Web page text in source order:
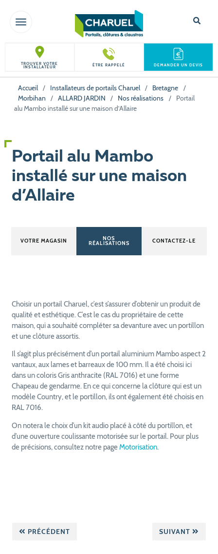
TOGGLE NAVIGATION
TROUVER VOTRE
INSTALLATEUR ÊTRE RAPPELÉ DEMANDER UN DEVIS
Accueil / Installateurs de portails Charuel / Bretagne
/
Morbihan
/ ALLARD JARDIN / Nos réalisations /
Portail
alu Mambo installé sur une maison d’Allaire
Portail alu Mambo
installé sur une maison
d’Allaire
VOTRE MAGASIN NOS
RÉALISATIONS CONTACTEZ-LE
Choisir un portail Charuel, c’est s’assurer d’obtenir un produit de
qualité et esthétique. C’est le cas du propriétaire de cette
maison, qui a souhaité compléter sa devanture avec un portillon
et une clôture assortis.
Il s’agit plus précisément d’un portail aluminium Mambo aspect 2
vantaux, aux lames et barreaux de 100 mm. Il a été choisi ici
dans un coloris Gris anthracite (RAL 7016) et une forme
Chapeau de gendarme. En ce qui concerne la clôture qui est un
modèle Country, et le portillon, ils ont également été choisis en
RAL 7016.
On notera le choix d’un kit audio placé à côté du portillon, et
d’une ouverture coulissante motorisée sur le portail. Pour plus
de précisions, consultez notre pageMotorisation.
PRÉCÉDENT SUIVANT